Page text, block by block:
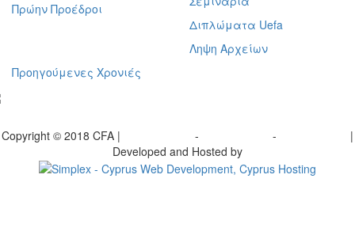
Πρώην Προέδροι
Διπλώματα Uefa
Ληψη Αρχείων
Προηγούμενες Χρονιές
Copyright © 2018 CFA | - -
|
Developed and Hosted by